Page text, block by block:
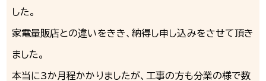
した。
家電量販店との違いをきき、納得し申し込みをさせて頂き
ました。
本当に3か月程かかりましたが、工事の方も分業の様で数